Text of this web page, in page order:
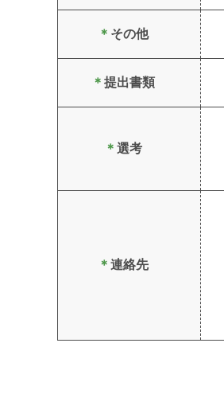
＊ その他
＊ 提出書類
＊ 選考
＊ 連絡先